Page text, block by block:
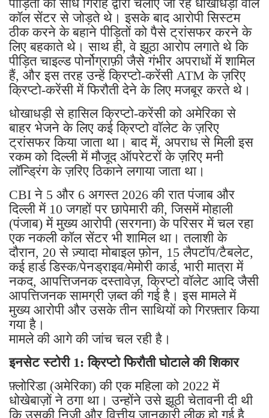
पीड़ितों को सीधे गिरोह द्वारा चलाए जा रहे धोखाधड़ी वाले
कॉल सेंटर से जोड़ते थे। इसके बाद आरोपी सिस्टम
ठीक करने के बहाने पीड़ितों को पैसे ट्रांसफर करने के
लिए बहकाते थे। साथ ही, वे झूठा आरोप लगाते थे कि
पीड़ित चाइल्ड पोर्नोग्राफ़ी जैसे गंभीर अपराधों में शामिल
हैं, और इस तरह उन्हें क्रिप्टो-करेंसी ATM के ज़रिए
क्रिप्टो-करेंसी में फिरौती देने के लिए मजबूर करते थे।
धोखाधड़ी से हासिल क्रिप्टो-करेंसी को अमेरिका से
बाहर भेजने के लिए कई क्रिप्टो वॉलेट के ज़रिए
ट्रांसफर किया जाता था। बाद में, अपराध से मिली इस
रकम को दिल्ली में मौजूद ऑपरेटरों के ज़रिए मनी
लॉन्ड्रिंग के ज़रिए ठिकाने लगाया जाता था।
CBI ने 5 और 6 अगस्त 2026 की रात पंजाब और
दिल्ली में 10 जगहों पर छापेमारी की, जिसमें मोहाली
(पंजाब) में मुख्य आरोपी (सरगना) के परिसर में चल रहा
एक नकली कॉल सेंटर भी शामिल था। तलाशी के
दौरान, 20 से ज़्यादा मोबाइल फ़ोन, 15 लैपटॉप/टैबलेट,
कई हार्ड डिस्क/पेनड्राइव/मेमोरी कार्ड, भारी मात्रा में
नकद, आपत्तिजनक दस्तावेज़, क्रिप्टो वॉलेट आदि जैसी
आपत्तिजनक सामग्री ज़ब्त की गई है। इस मामले में
मुख्य आरोपी और उसके तीन साथियों को गिरफ़्तार किया
गया है।
मामले की आगे की जांच चल रही है।
इनसेट स्टोरी 1: क्रिप्टो फिरौती घोटाले की शिकार
फ़्लोरिडा (अमेरिका) की एक महिला को 2022 में
धोखेबाज़ों ने ठगा था। उन्होंने उसे झूठी चेतावनी दी थी
कि उसकी निजी और वित्तीय जानकारी लीक हो गई है